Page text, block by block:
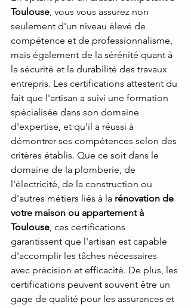
Toulouse , vous vous assurez non
seulement d'un niveau élevé de
compétence et de professionnalisme,
mais également de la sérénité quant à
la sécurité et la durabilité des travaux
entrepris. Les certifications attestent du
fait que l'artisan a suivi une formation
spécialisée dans son domaine
d'expertise, et qu'il a réussi à
démontrer ses compétences selon des
critères établis. Que ce soit dans le
domaine de la plomberie, de
l'électricité, de la construction ou
d'autres métiers liés à la rénovation de
votre maison ou appartement à
Toulouse , ces certifications
garantissent que l'artisan est capable
d'accomplir les tâches nécessaires
avec précision et efficacité. De plus, les
certifications peuvent souvent être un
gage de qualité pour les assurances et